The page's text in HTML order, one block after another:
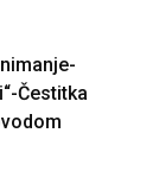
Čestitka